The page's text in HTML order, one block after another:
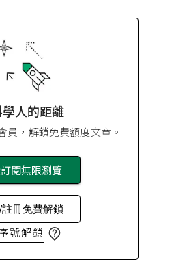
人的距離
員，解鎖免費額度文章。
閱無限瀏覽
冊免費解鎖
號解鎖